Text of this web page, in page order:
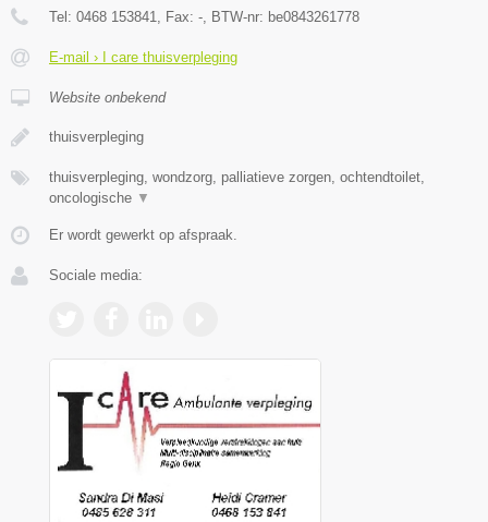
Tel: 0468 153841, Fax: -, BTW-nr: be0843261778
E-mail › I care thuisverpleging
Website onbekend
thuisverpleging
thuisverpleging, wondzorg, palliatieve zorgen, ochtendtoilet,
oncologische ▼
Er wordt gewerkt op afspraak.
Sociale media: